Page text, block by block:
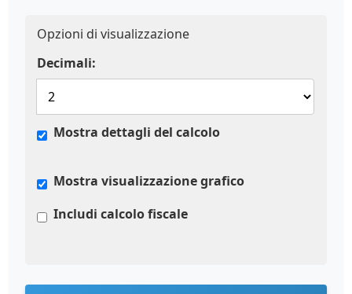
Opzioni di visualizzazione
Decimali:
Mostra dettagli del calcolo
Mostra visualizzazione grafico
Includi calcolo fiscale